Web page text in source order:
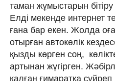
таман жұмыстарын
Елді мекенде интернет
ғана бар екен. Жолда
отырған автокөлік
қызды көрген соң,
артынан жүгірген.
қалған ғимаратқа сүйреп